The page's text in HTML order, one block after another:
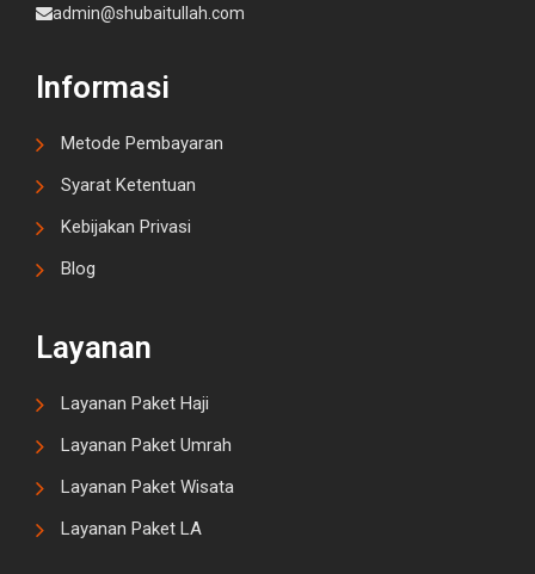
admin@shubaitullah.com
Informasi
Metode Pembayaran
Syarat Ketentuan
Kebijakan Privasi
Blog
Layanan
Layanan Paket Haji
Layanan Paket Umrah
Layanan Paket Wisata
Layanan Paket LA